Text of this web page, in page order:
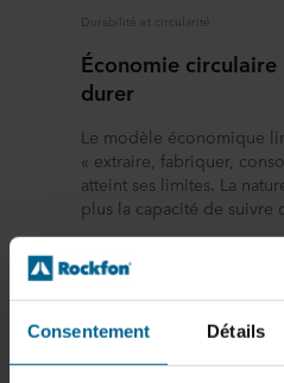
Consentement Détails
Durabilité et circularité
Économie
durer
Le modèle économique
« extraire, fabriquer,
atteint ses limites. La
plus la capacité de suivre
Lire plus